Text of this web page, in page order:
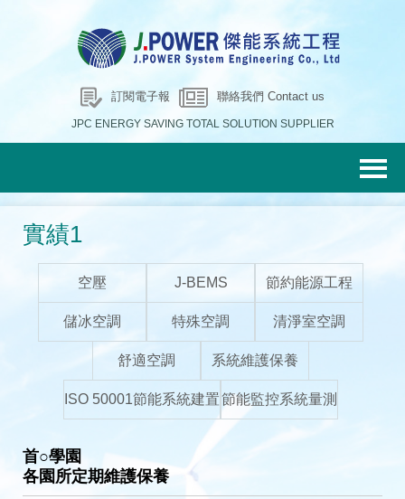
訂閱電子報 聯絡我們 Contact us
JPC ENERGY SAVING TOTAL SOLUTION SUPPLIER
實績1
空壓 J-BEMS 節約能源工程
儲冰空調 特殊空調 清淨室空調
舒適空調 系統維護保養
ISO 50001節能系統建置節能監控系統量測
首○學園
各園所定期維護保養